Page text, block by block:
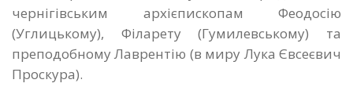
чернігівським архієпископам Феодосію
(Углицькому), Філарету (Гумилевському) та
преподобному Лаврентію (в миру Лука Євсеєвич
Проскура).